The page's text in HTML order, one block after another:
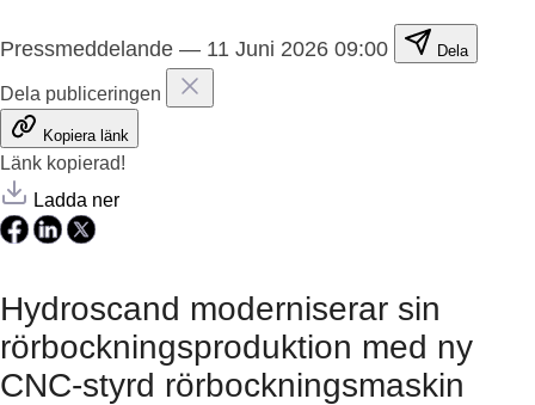
Pressmeddelande — 11 Juni 2026 09:00 Dela
Dela publiceringen
Kopiera länk
Länk kopierad!
Ladda ner
Hydroscand moderniserar sin
rörbockningsproduktion med ny
CNC-styrd rörbockningsmaskin